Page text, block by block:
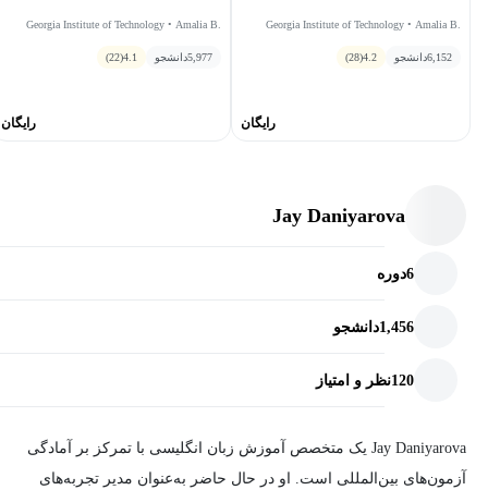
Georgia Institute of Technology • Amalia B.
6,152دانشجو 4.2
(28)
رایگان
Georgia Institute of Technology • Amalia B.
5,977دانشجو 4.1
(22)
رایگان
Jay Daniyarova
6دوره
1,456دانشجو
120نظر و امتیاز
Jay Daniyarova یک متخصص آموزش زبان انگلیسی با تمرکز بر آمادگی
آزمون‌های بین‌المللی است. او در حال حاضر به‌عنوان مدیر تجربه‌های